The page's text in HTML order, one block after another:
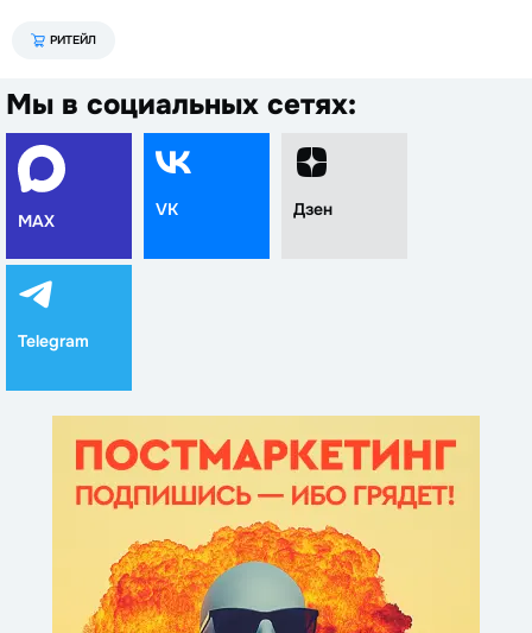
РИТЕЙЛ
Мы в социальных сетях:
MAX
VK Дзен
Telegram